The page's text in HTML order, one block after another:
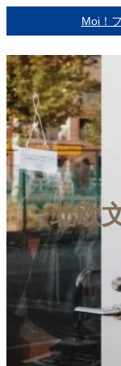
容
を
ス
キ
ッ
プ
Moi！
北欧